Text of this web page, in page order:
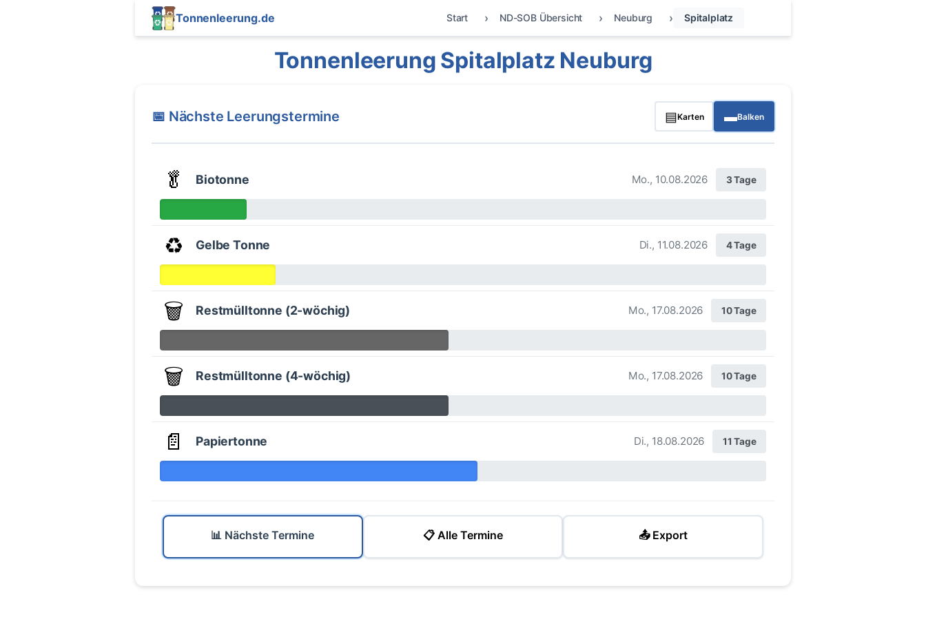
Tonnenleerung.de Start ND-SOB Übersicht Neuburg Spitalplatz
Tonnenleerung Spitalplatz Neuburg
📅 Nächste Leerungstermine ▤Karten ▬Balken
🥬 Biotonne Mo., 10.08.2026 3 Tage
♻️ Gelbe Tonne Di., 11.08.2026 4 Tage
🗑️ Restmülltonne (2-wöchig) Mo., 17.08.2026 10 Tage
🗑️ Restmülltonne (4-wöchig) Mo., 17.08.2026 10 Tage
📄 Papiertonne Di., 18.08.2026 11 Tage
📊 Nächste Termine 📋 Alle Termine 📤 Export